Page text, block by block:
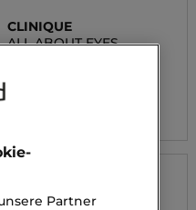
CLINIQUE
ALL ABOUT EYES
Partner